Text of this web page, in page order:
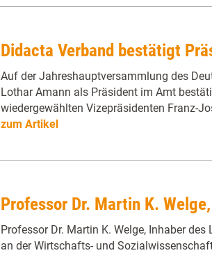
Didacta Verband bestätigt
Auf der Jahreshauptversammlung des
Lothar Amann als Präsident im Amt
wiedergewählten Vizepräsidenten Franz-
zum Artikel
Professor Dr. Martin K.
Professor Dr. Martin K. Welge, Inhaber
an der Wirtschafts- und